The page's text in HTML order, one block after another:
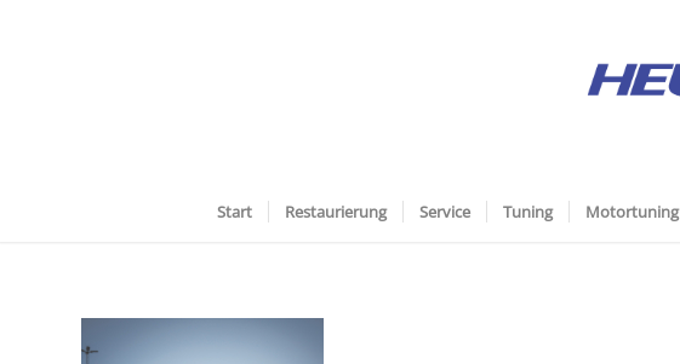
Start Restaurierung Service Tuning Motortuning